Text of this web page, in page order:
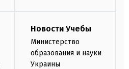
Новости Учебы
Министерство
образования и науки
Украины